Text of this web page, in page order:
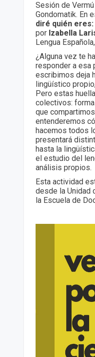
Sesión de
Gondomatik. En
diré quién
por Izabella
Lengua
¿Alguna vez te
responder a esa
escribimos deja
lingüístico
Pero estas
colectivos:
que
entenderemos
hacemos todos
presentará
hasta la
el estudio del
análisis propios.
Esta actividad
desde la Unidad
la Escuela de